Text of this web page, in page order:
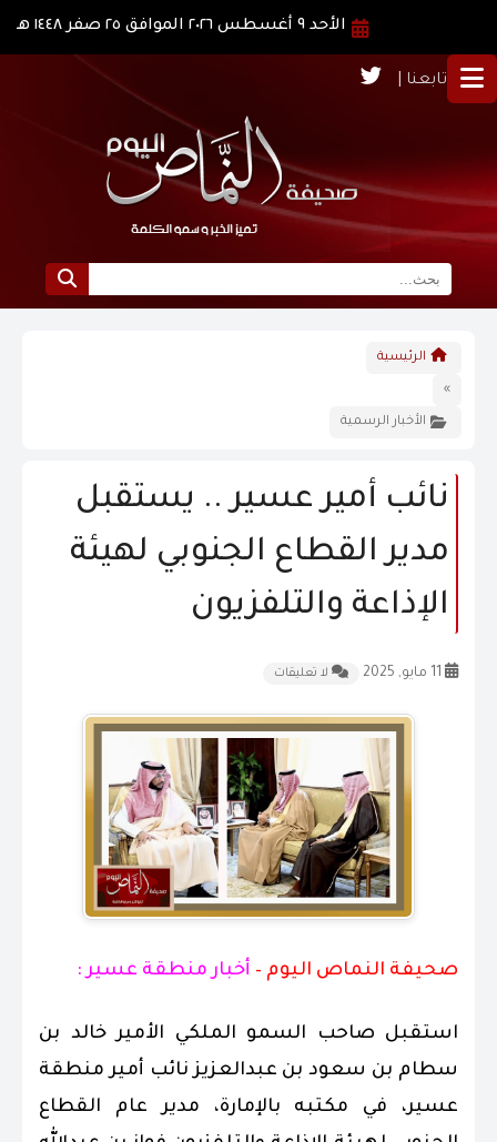
الأحد ٩ أغسطس ٢٠٢٦ الموافق ٢٥ صفر ١٤٤٨ هـ
تابعنا |
نبذة عن النماص
الرؤية و الرسالة
الاخبار
إتصل بنا
الرئيسية
»
الأخبار الرسمية
نائب أمير عسير .. يستقبل
مدير القطاع الجنوبي لهيئة
الإذاعة والتلفزيون
لا تعليقات
صحيفة النماص اليوم – أخبار منطقة عسير :
استقبل صاحب السمو الملكي الأمير خالد بن
سطام بن سعود بن عبدالعزيز نائب أمير منطقة
عسير، في مكتبه بالإمارة، مدير عام القطاع